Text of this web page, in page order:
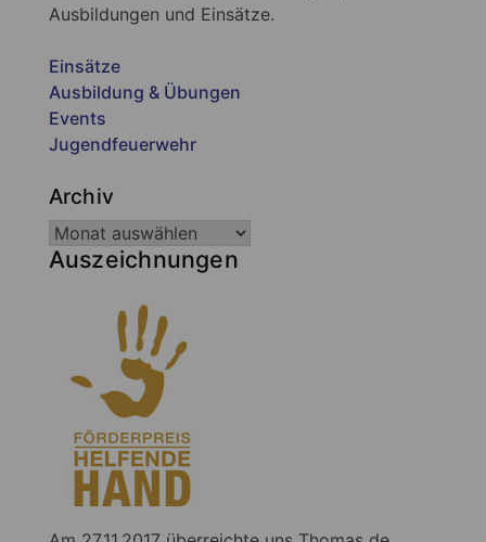
Ausbildungen und Einsätze.
Einsätze
Ausbildung & Übungen
Events
Jugendfeuerwehr
Archiv
Auszeichnungen